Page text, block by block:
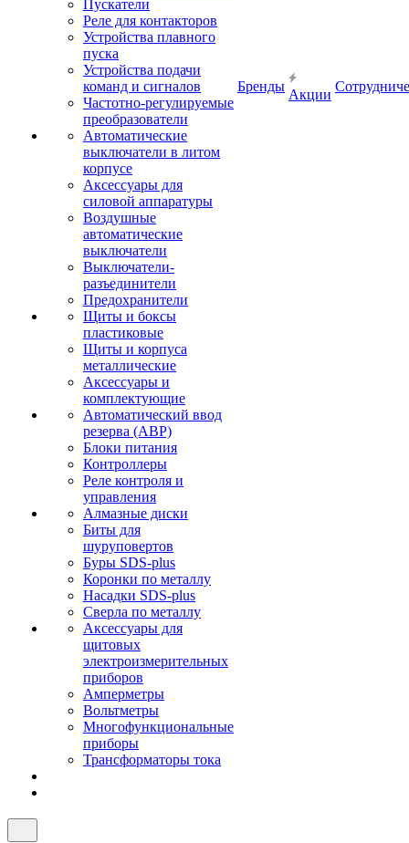
Пускатели
Реле для контакторов
Устройства плавного
пуска
Устройства подачи
команд и сигналов
Частотно-регулируемые
преобразователи
Автоматические
выключатели в литом
корпусе
Аксессуары для
силовой аппаратуры
Воздушные
автоматические
выключатели
Выключатели-
разъединители
Предохранители
Щиты и боксы
пластиковые
Щиты и корпуса
металлические
Аксессуары и
комплектующие
Автоматический ввод
резерва (АВР)
Блоки питания
Контроллеры
Реле контроля и
управления
Алмазные диски
Биты для
шуруповертов
Буры SDS-plus
Коронки по металлу
Насадки SDS-plus
Сверла по металлу
Аксессуары для
щитовых
электроизмерительных
приборов
Амперметры
Вольтметры
Многофункциональные
приборы
Трансформаторы тока
Бренды
Акции